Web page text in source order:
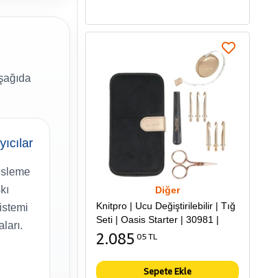
Diğer
Knitpro | Ucu Değiştirilebilir | Tığ
Seti | Oasis Starter | 30981 |
2.085 05 TL
Sepete Ekle